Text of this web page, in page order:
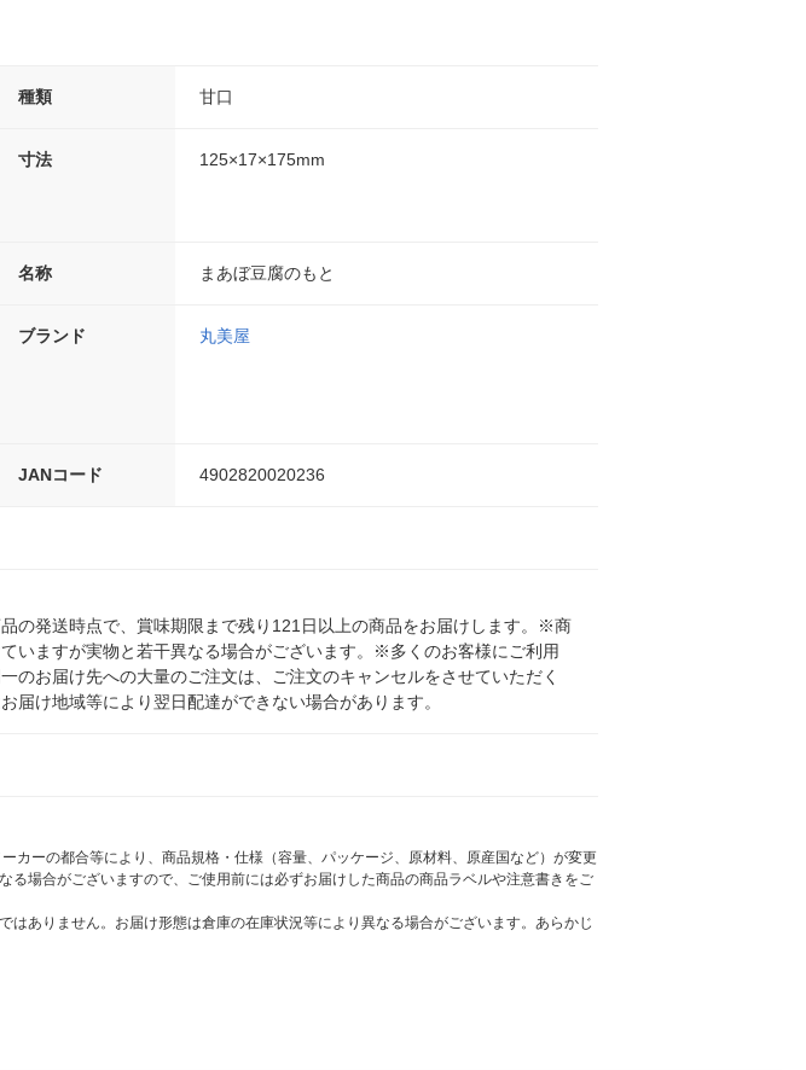
種類 甘口
寸法 125×17×175mm
名称 まあぼ豆腐のもと
ブランド 丸美屋
JANコード 4902820020236
の発送時点で、賞味期限まで残り121日以上の商品をお届けします。※商
いますが実物と若干異なる場合がございます。※多くのお客様にご利用
のお届け先への大量のご注文は、ご注文のキャンセルをさせていただく
け地域等により翌日配達ができない場合があります。
カーの都合等により、商品規格・仕様（容量、パッケージ、原材料、原産国など）が変更
場合がございますので、ご使用前には必ずお届けした商品の商品ラベルや注意書きをご
ありません。お届け形態は倉庫の在庫状況等により異なる場合がございます。あらかじ